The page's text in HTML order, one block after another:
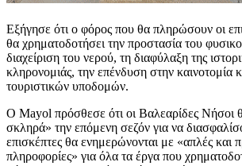
Εξήγησε ότι ο φόρος που θα πληρώσουν οι
θα χρηματοδοτήσει την προστασία του
διαχείριση του νερού, τη διαφύλαξη της
κληρονομιάς, την επένδυση στην καινοτομία
τουριστικών υποδομών.
Ο Mayol πρόσθεσε ότι οι Βαλεαρίδες Νήσοι
σκληρά» την επόμενη σεζόν για να
επισκέπτες θα ενημερώνονται με «απλές και
πληροφορίες» για όλα τα έργα που